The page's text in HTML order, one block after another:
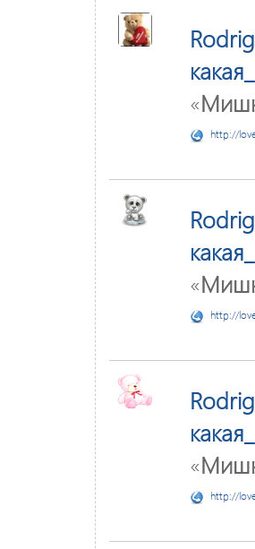
«
http://
«
http://
«
http://